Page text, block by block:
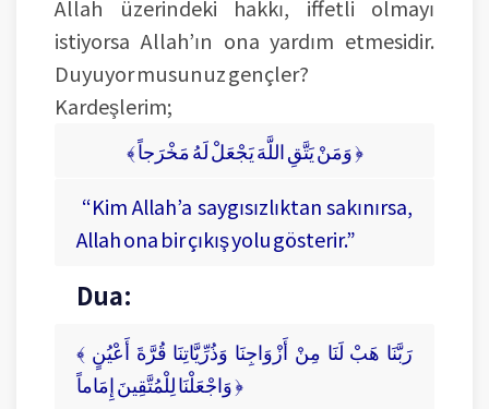
Allah üzerindeki hakkı, iffetli olmayı
istiyorsa Allah’ın ona yardım etmesidir.
Duyuyor musunuz gençler?
Kardeşlerim;
﴾ وَمَنْ يَتَّقِ اللَّهَ يَجْعَلْ لَهُ مَخْرَجاً ﴿
“Kim Allah’a saygısızlıktan sakınırsa,
Allah ona bir çıkış yolu gösterir.”
Dua:
﴾ رَبَّنَا هَبْ لَنَا مِنْ أَزْوَاجِنَا وَذُرِّيَّاتِنَا قُرَّةَ أَعْيُنٍ
وَاجْعَلْنَا لِلْمُتَّقِينَ إِمَاماً ﴿